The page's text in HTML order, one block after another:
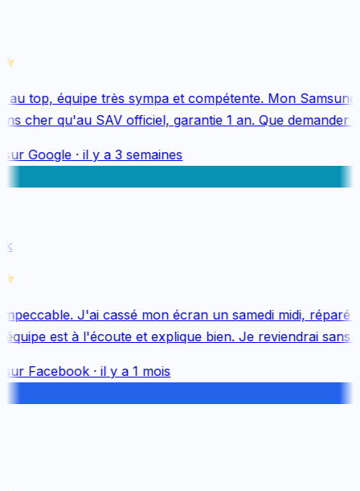
top, équipe très sympa et compétente. Mon Samsung
cher qu'au SAV officiel, garantie 1 an. Que demander
Google· il y a 3 semaines
J'ai cassé mon écran un samedi midi, réparé
est à l'écoute et explique bien. Je reviendrai sans
Facebook· il y a 1 mois